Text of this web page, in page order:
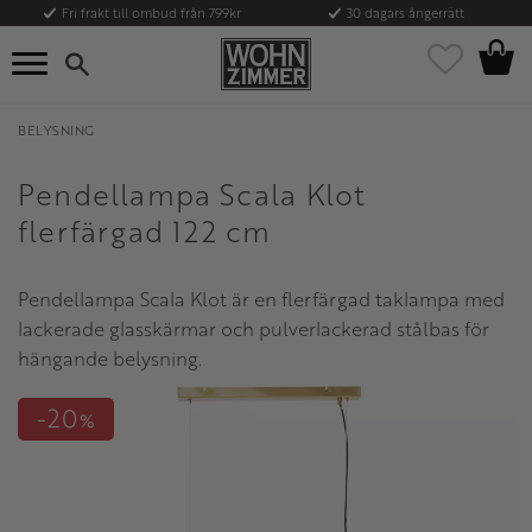
Meny
Fri frakt till ombud från 799kr 30 dagars ångerrätt
Favoriter
BELYSNING
Pendellampa Scala Klot
flerfärgad 122 cm
Pendellampa Scala Klot är en flerfärgad taklampa med
lackerade glasskärmar och pulverlackerad stålbas för
hängande belysning.
20%